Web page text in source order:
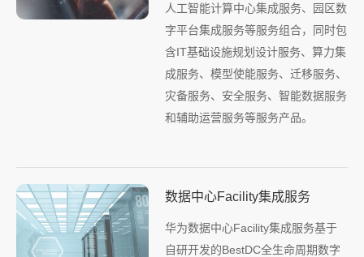
人工智能计算中心集成服务、园区数
字平台集成服务等服务组合，同时包
含IT基础设施规划设计服务、算力集
成服务、模型使能服务、迁移服务、
灾备服务、安全服务、智能数据服务
和辅助运营服务等服务产品。
数据中心Facility集成服务
华为数据中心Facility集成服务基于
自研开发的BestDC全生命周期数字